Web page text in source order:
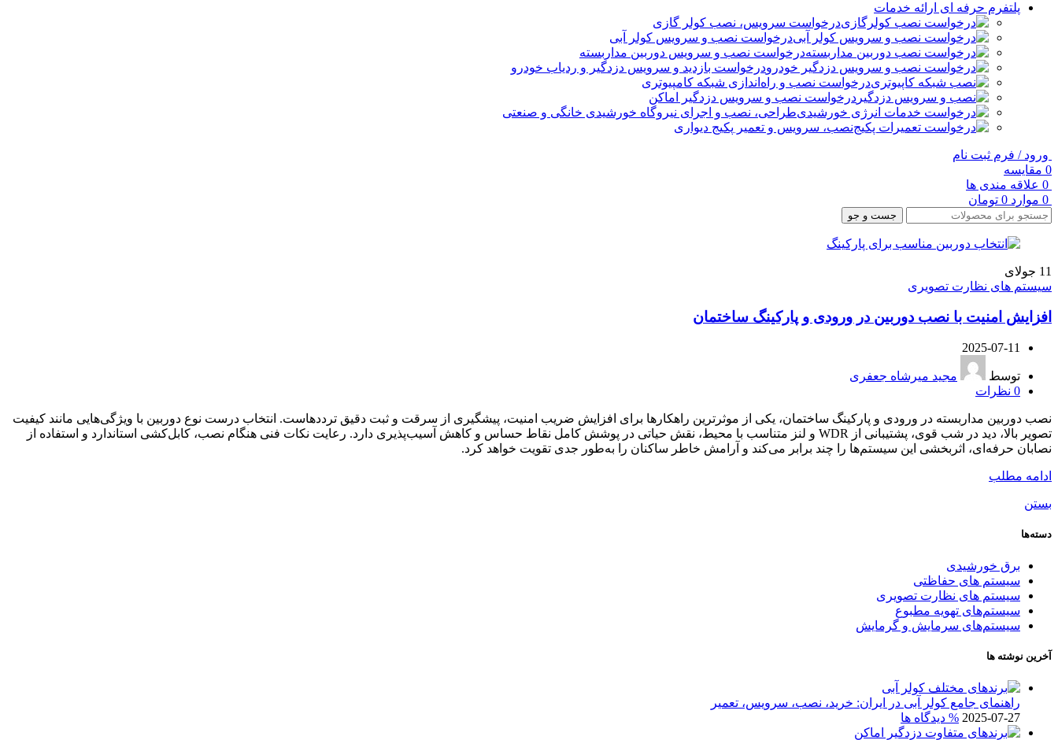
پلتفرم حرفه ای ارائه خدمات
درخواست سرویس، نصب کولر گازی
درخواست نصب و سرویس کولر آبی
درخواست نصب و سرویس دوربین مداربسته
درخواست بازدید و سرویس دزدگیر و ردیاب خودرو
درخواست نصب و راه‌اندازی شبکه کامپیوتری
درخواست نصب و سرویس دزدگیر اماکن
طراحی، نصب و اجرای نیروگاه خورشیدی خانگی و صنعتی
نصب، سرویس و تعمیر پکیج دیواری
ورود / فرم ثبت نام
0 مقایسه
0 علاقه مندی ها
0 موارد 0 تومان
جست و جو
11 جولای
سیستم های نظارت تصویری
افزایش امنیت با نصب دوربین در ورودی و پارکینگ ساختمان
2025-07-11
توسط
مجید میرشاه جعفری
0 نظرات
نصب دوربین مداربسته در ورودی و پارکینگ ساختمان، یکی از موثرترین راهکارها برای افزایش ضریب امنیت، پیشگیری از سرقت و ثبت دقیق ترددهاست. انتخاب درست نوع دوربین با ویژگی‌هایی مانند کیفیت
تصویر بالا، دید در شب قوی، پشتیبانی از WDR و لنز متناسب با محیط، نقش حیاتی در پوشش کامل نقاط حساس و کاهش آسیب‌پذیری دارد. رعایت نکات فنی هنگام نصب، کابل‌کشی استاندارد و استفاده از
نصابان حرفه‌ای، اثربخشی این سیستم‌ها را چند برابر می‌کند و آرامش خاطر ساکنان را به‌طور جدی تقویت خواهد کرد.
ادامه مطلب
بستن
دسته‌ها
برق خورشیدی
سیستم های حفاظتی
سیستم های نظارت تصویری
سیستم‌های تهویه مطبوع
سیستم‌های سرمایش و گرمایش
آخرین نوشته ها
راهنمای جامع کولر آبی در ایران: خرید، نصب، سرویس، تعمیر
2025-07-27 % دیدگاه ها